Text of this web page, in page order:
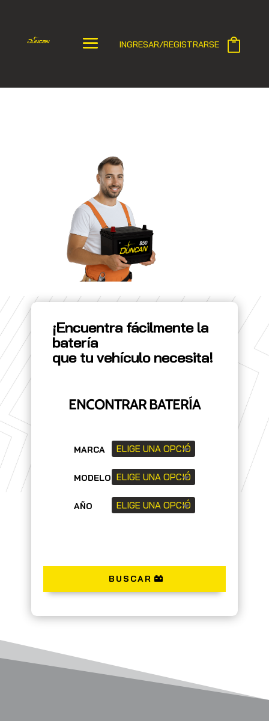
INGRESAR/REGISTRARSE
¡Encuentra fácilmente la
batería
que tu vehículo necesita!
ENCONTRAR BATERÍA
MARCA
MODELO
AÑO
BUSCAR